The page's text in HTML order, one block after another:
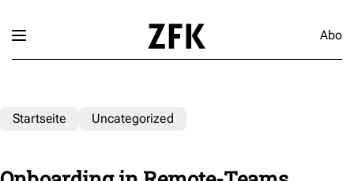
Abo
Startseite Uncategorized